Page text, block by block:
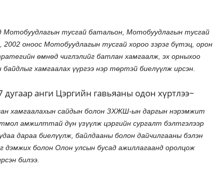
Мотобуудлагын тусгай батальон, Мотобуудлагын тусгай
оноос Мотобуудлагын тусгай хороо зэрэг бүтэц, орон
өмнөд чиглэлийг батлан хамгаалж, эх орныхоо
хамгаалах үүргээ нэр төртэй биелүүлж ирсэн.
дугаар анги Цэргийн гавьяаны одон хүртлээ~
хамгаалахын сайдын болон ЗХЖШ-ын даргын нэрэмжит
амжилттай дүн үзүүлж цэргийн сургалт бэлтгэлээр
дараа биелүүлж, байлдааны болон дайчилгааны бэлэн
дэмжих болон Олон улсын бусад ажиллагаанд оролцож
билээ.